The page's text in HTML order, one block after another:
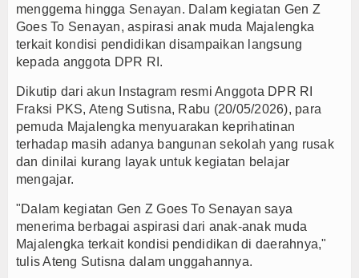
M.Rifa\'i : Musancab Targetkan 14 Kursi
menggema hingga Senayan. Dalam kegiatan Gen Z
Goes To Senayan, aspirasi anak muda Majalengka
terkait kondisi pendidikan disampaikan langsung
kepada anggota DPR RI.
Dikutip dari akun Instagram resmi Anggota DPR RI
Fraksi PKS, Ateng Sutisna, Rabu (20/05/2026), para
pemuda Majalengka menyuarakan keprihatinan
terhadap masih adanya bangunan sekolah yang rusak
dan dinilai kurang layak untuk kegiatan belajar
mengajar.
"Dalam kegiatan Gen Z Goes To Senayan saya
menerima berbagai aspirasi dari anak-anak muda
Majalengka terkait kondisi pendidikan di daerahnya,"
tulis Ateng Sutisna dalam unggahannya.